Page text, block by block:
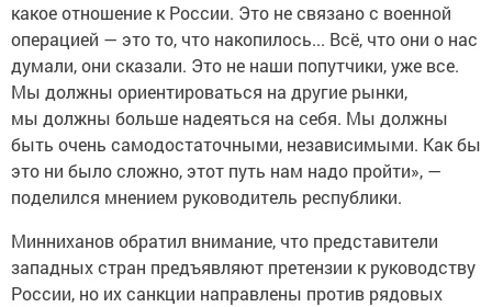
какое отношение к России. Это не связано с военной
операцией — это то, что накопилось... Всё, что они о нас
думали, они сказали. Это не наши попутчики, уже все.
Мы должны ориентироваться на другие рынки,
мы должны больше надеяться на себя. Мы должны
быть очень самодостаточными, независимыми. Как бы
это ни было сложно, этот путь нам надо пройти», —
поделился мнением руководитель республики.
Минниханов обратил внимание, что представители
западных стран предъявляют претензии к руководству
России, но их санкции направлены против рядовых